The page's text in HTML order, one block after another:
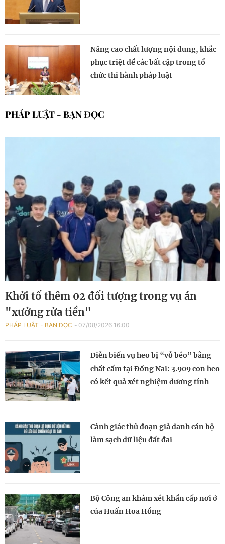
Nâng cao chất lượng nội dung, khắc
phục triệt để các bất cập trong tổ
chức thi hành pháp luật
PHÁP LUẬT - BẠN ĐỌC
Khởi tố thêm 02 đối tượng trong vụ án
"xưởng rửa tiền"
PHÁP LUẬT - BẠN ĐỌC 07/08/2026 16:00
Diễn biến vụ heo bị “vỗ béo” bằng
chất cấm tại Đồng Nai: 3.909 con heo
có kết quả xét nghiệm dương tính
Cảnh giác thủ đoạn giả danh cán bộ
làm sạch dữ liệu đất đai
Bộ Công an khám xét khẩn cấp nơi ở
của Huấn Hoa Hồng